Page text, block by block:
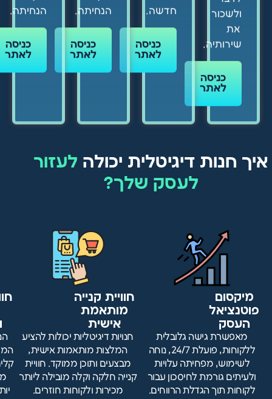
ולשכור
את
שירותיה.
כניסה
לאתר
חדשה.
כניסה
לאתר
הנחיתה.
כניסה
לאתר
הנחיתה.
כניסה
לאתר
איך חנות דיגיטלית יכולה לעזור
לעסק שלך?
מאפשרת גישה גלובלית
ללקוחות, פועלת 24/7, נוחה
לשימוש, מפחיתה עלויות
ולעיתים גורמת לחיסכון עבור
לקוחות תוך הגדלת הרווחים.
מיקסום
פוטנציאל
העסק
חנויות דיגיטליות יכולות להציע
המלצות מותאמות אישית,
מבצעים ותוכן ממוקד. חוויית
קנייה חלקה וקלה מובילה ליותר
מכירות ולקוחות חוזרים.
חוויית קנייה
מותאמת
אישית